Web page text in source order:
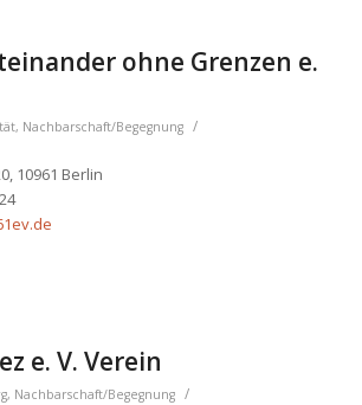
ohne Grenzen e.
, Nachbarschaft/Begegnung /
10961 Berlin
e. V. Verein
, Nachbarschaft/Begegnung /